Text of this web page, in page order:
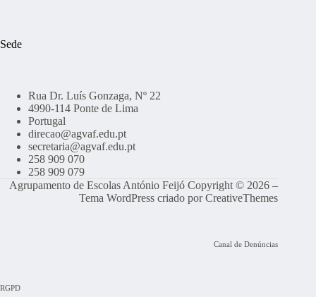
Sede
Rua Dr. Luís Gonzaga, Nº 22
4990-114 Ponte de Lima
Portugal
direcao@agvaf.edu.pt
secretaria@agvaf.edu.pt
258 909 070
258 909 079
Agrupamento de Escolas António Feijó Copyright © 2026 –
Tema WordPress criado porCreativeThemes
Canal de Denúncias
RGPD